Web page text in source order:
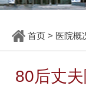
首页> 医院概
80后丈